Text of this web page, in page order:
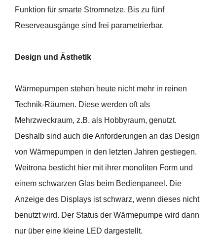
Funktion für smarte Stromnetze. Bis zu fünf
Reserveausgänge sind frei parametrierbar.
Design und Ästhetik
Wärmepumpen stehen heute nicht mehr in reinen
Technik-Räumen. Diese werden oft als
Mehrzweckraum, z.B. als Hobbyraum, genutzt.
Deshalb sind auch die Anforderungen an das Design
von Wärmepumpen in den letzten Jahren gestiegen.
Weitrona besticht hier mit ihrer monoliten Form und
einem schwarzen Glas beim Bedienpaneel. Die
Anzeige des Displays ist schwarz, wenn dieses nicht
benutzt wird. Der Status der Wärmepumpe wird dann
nur über eine kleine LED dargestellt.